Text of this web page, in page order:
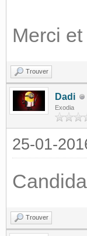
Merci
Trouver
Dadi
Exodia
25-01-
Trouver